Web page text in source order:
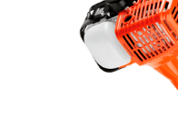
4.
5.
6.